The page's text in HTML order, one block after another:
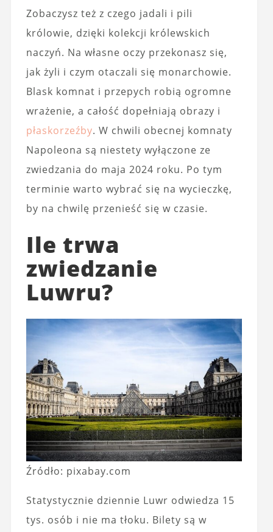
Zobaczysz też z czego jadali i pili
królowie, dzięki kolekcji królewskich
naczyń. Na własne oczy przekonasz się,
jak żyli i czym otaczali się monarchowie.
Blask komnat i przepych robią ogromne
wrażenie, a całość dopełniają obrazy i
płaskorzeźby. W chwili obecnej komnaty
Napoleona są niestety wyłączone ze
zwiedzania do maja 2024 roku. Po tym
terminie warto wybrać się na wycieczkę,
by na chwilę przenieść się w czasie.
Ile trwa
zwiedzanie
Luwru?
Źródło: pixabay.com
Statystycznie dziennie Luwr odwiedza 15
tys. osób i nie ma tłoku. Bilety są w